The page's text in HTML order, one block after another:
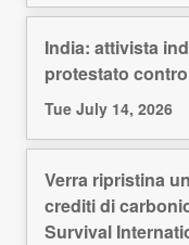
India: attivista
protestato
Tue July 14, 2026
Verra ripristina
crediti di
Survival